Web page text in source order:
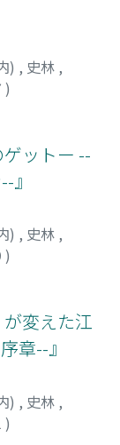
) , 史林 ,
)
ットー --
』
) , 史林 ,
)
変えた江
章--』
) , 史林 ,
)